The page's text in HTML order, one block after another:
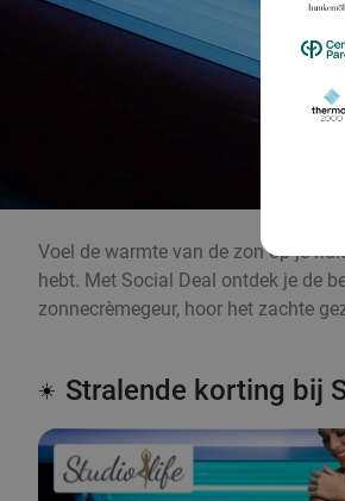
Voel de warmte van de zon op je
hebt. Met Social Deal ontdek je de
zonnecrèmegeur, hoor het zachte
☀️ Stralende korting bij